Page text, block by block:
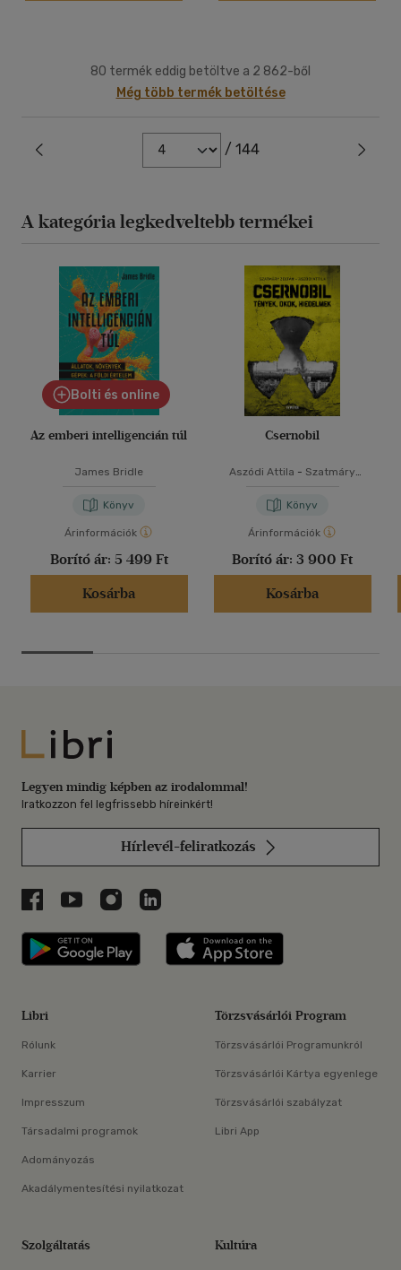
80 termék eddig betöltve a 2 862-ből
Még több termék betöltése
/ 144
A kategória legkedveltebb termékei
Bolti és online
Az emberi intelligencián túl
James Bridle
Könyv
Árinformációk
Borító ár: 5 499 Ft
Kosárba
Csernobil
Aszódi Attila - Szatmáry
Könyv
Árinformációk
Borító ár: 3 900 Ft
Kosárba
Libri
Legyen mindig képben az irodalommal!
Iratkozzon fel legfrissebb híreinkért!
Hírlevél-feliratkozás
Libri a Facebookon
Libri a Youtube-on
Libri az Instagramon
Libri a LinkedInen
Libri applikáció Szerezd meg: Google
Libri
Rólunk
Karrier
Impresszum
Társadalmi programok
Adományozás
Akadálymentesítési nyilatkozat
Törzsvásárlói Program
Törzsvásárlói Programunkról
Törzsvásárlói Kártya egyenlege
Törzsvásárlói szabályzat
Libri App
Szolgáltatás Kultúra